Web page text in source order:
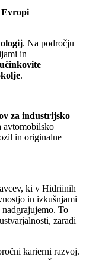
Evropi
. Na področju
in
učinkovite
.
za industrijsko
avtomobilsko
in originalne
ki v Hidriinih
in izkušnjami
nadgrajujemo. To
zaradi
karierni razvoj.